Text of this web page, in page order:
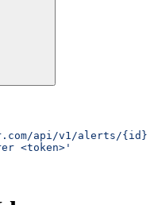
api/v1/alerts/{id}
<token>'